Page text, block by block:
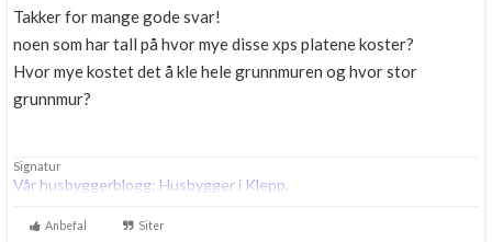
Kundeservice
Få svar på det du lurer på
Kom i gang med Boligmappa
Boligmappa+
Takker for mange gode svar!
noen som har tall på hvor mye disse xps platene koster?
Hvor mye kostet det å kle hele grunnmuren og hvor stor
grunnmur?
Signatur
Vår husbyggerblogg: Husbygger i Klepp.
Anbefal Siter